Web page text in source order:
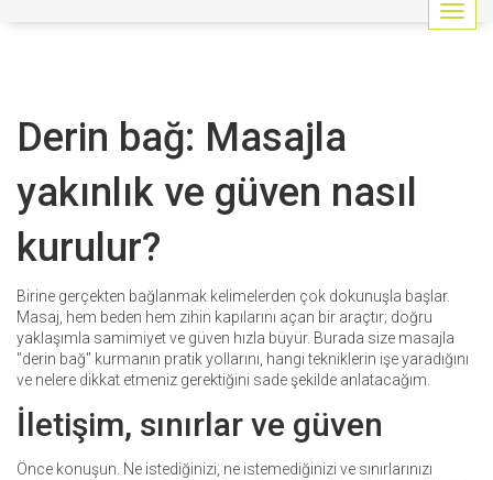
G
e
a
t
Derin bağ: Masajla
yakınlık ve güven nasıl
kurulur?
Birine gerçekten bağlanmak kelimelerden çok dokunuşla başlar.
Masaj, hem beden hem zihin kapılarını açan bir araçtır; doğru
yaklaşımla samimiyet ve güven hızla büyür. Burada size masajla
"derin bağ" kurmanın pratik yollarını, hangi tekniklerin işe yaradığını
ve nelere dikkat etmeniz gerektiğini sade şekilde anlatacağım.
İletişim, sınırlar ve güven
Önce konuşun. Ne istediğinizi, ne istemediğinizi ve sınırlarınızı